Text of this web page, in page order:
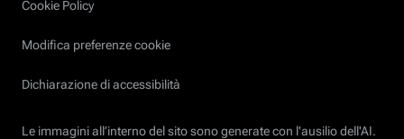
Cookie Policy
Modifica preferenze cookie
Dichiarazione di accessibilità
Le immagini all’interno del sito sono generate con l'ausilio dell'AI.